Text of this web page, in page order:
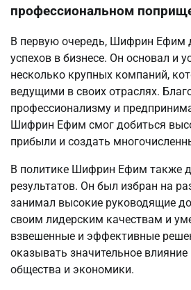
профессиональном
В первую очередь, Шифрин Ефим
успехов в бизнесе. Он основал и
несколько крупных компаний,
ведущими в своих отраслях.
профессионализму и
Шифрин Ефим смог добиться
прибыли и создать
В политике Шифрин Ефим также
результатов. Он был избран на
занимал высокие руководящие
своим лидерским качествам и
взвешенные и эффективные
оказывать значительное влияние
общества и экономики.